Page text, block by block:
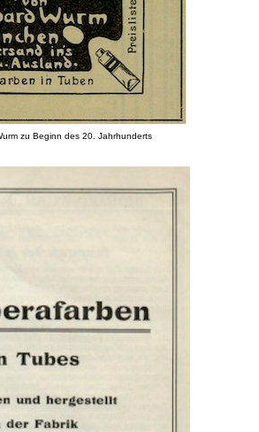
zu Beginn des 20. Jahrhunderts